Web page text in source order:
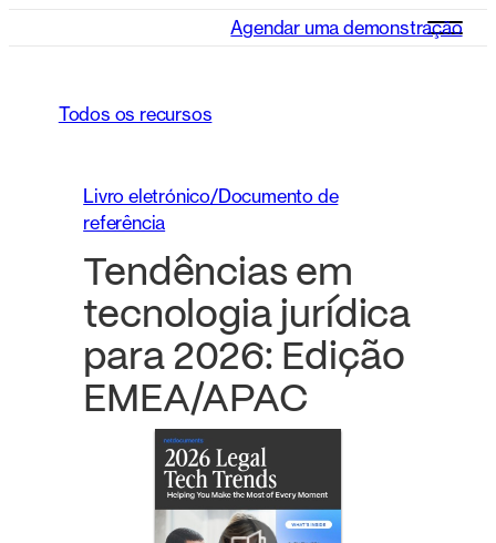
Agendar uma demonstração
Todos os recursos
Livro eletrónico/Documento de
referência
Tendências em
tecnologia jurídica
para 2026: Edição
EMEA/APAC